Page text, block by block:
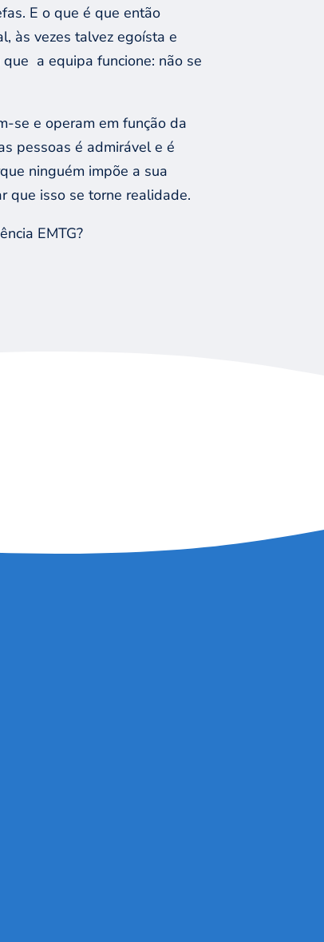
E o que é que então
às vezes talvez egoísta e
a equipa funcione: não se
se e operam em função da
pessoas é admirável e é
ninguém impõe a sua
que isso se torne realidade.
EMTG?